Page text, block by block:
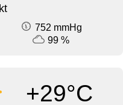
752 mmHg
99 %
+29°C